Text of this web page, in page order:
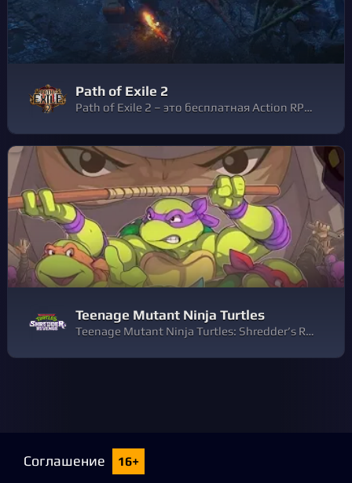
Path of Exile 2
Path of Exile 2 – это бесплатная Action RPG следующего поколения от Grinding Gear Games, с совместным режимом до шести игроков. Спустя годы после событий оригинальной Path of Exile, вы возвратитесь в мрачный мир Рэкласта и будете искать способ положить конец разрастающейся порче.
Teenage Mutant Ninja Turtles
Teenage Mutant Ninja Turtles: Shredder’s Revenge — это яркий, сделанный с любовью скроллер в жанре beat ’em up, в основе которого лежит легендарный образ черепашек из 1987 года. Эта игра — дань уважения классическим играм о черепашках, таким как Turtles In Time.
Соглашение 16+